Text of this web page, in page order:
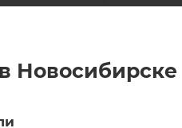
Новосибирске